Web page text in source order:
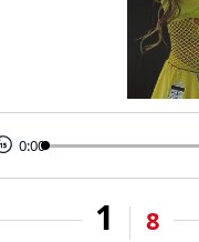
15 0:00
1 8